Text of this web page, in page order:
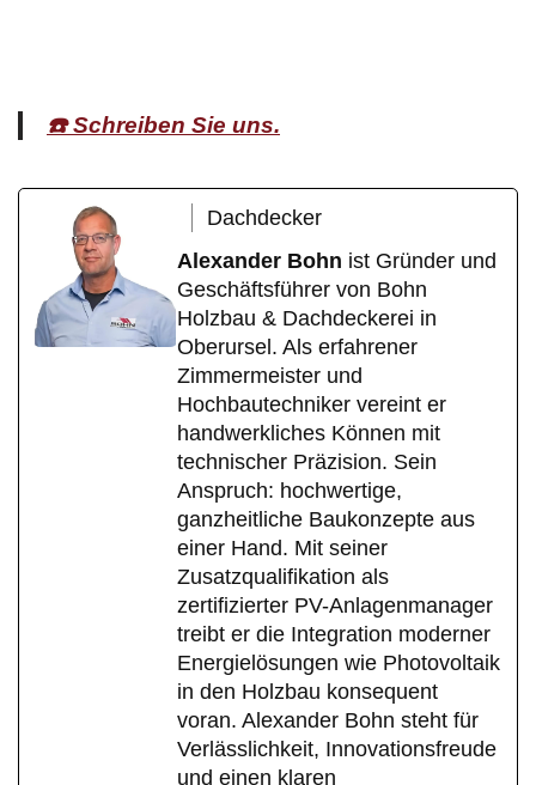
☎️ Schreiben Sie uns.
Dachdecker
Alexander Bohn ist Gründer und
Geschäftsführer von Bohn
Holzbau & Dachdeckerei in
Oberursel. Als erfahrener
Zimmermeister und
Hochbautechniker vereint er
handwerkliches Können mit
technischer Präzision. Sein
Anspruch: hochwertige,
ganzheitliche Baukonzepte aus
einer Hand. Mit seiner
Zusatzqualifikation als
zertifizierter PV-Anlagenmanager
treibt er die Integration moderner
Energielösungen wie Photovoltaik
in den Holzbau konsequent
voran. Alexander Bohn steht für
Verlässlichkeit, Innovationsfreude
und einen klaren